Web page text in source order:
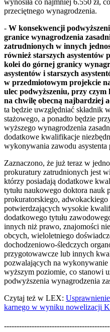
przeciętnego wynagrodzenia.
- W konsekwencji
granice wynagrodzenia
zatrudnionych w innych
również starszych asystentów
kolei do górnej granicy
asystentów i starszych
w przedmiotowym projekcie
ulec podwyższeniu, przy czym
na chwilę obecną najbardziej
ta będzie uwzględniać składnik
stażowego, a ponadto będzie
wyższego wynagrodzenia
dodatkowe kwalifikacje
wykonywania zawodu asystenta
Zaznaczono, że już teraz w
prokuratury zatrudnionych jest
którzy posiadają dodatkowe
tytułu naukowego doktora nauk
prokuratorskiego,
potwierdzających wysokie
dodatkowego tytułu
innych niż prawo, znajomości
obcych, wieloletniego
dochodzeniowo-śledczych
przygotowawcze lub innych
pozwalających na wykonywanie
wyższym poziomie, co stanowi
podwyższenia wynagrodzenia
Czytaj też w LEX:
karnego w wyniku nowelizacji